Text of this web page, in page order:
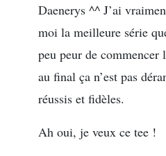
Daenerys ^^ J’ai
moi la meilleure série
peu peur de
au final ça n’est pas
réussis et fidèles.
Ah oui, je veux ce tee !